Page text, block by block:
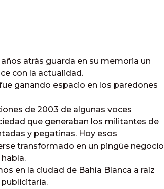
atrás guarda en su memoria un
con la actualidad.
ganando espacio en los paredones
de 2003 de algunas voces
que generaban los militantes de
y pegatinas. Hoy esos
transformado en un pingüe negocio
en la ciudad de Bahía Blanca a raíz